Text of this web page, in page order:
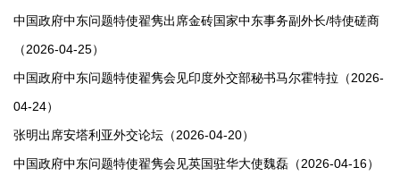
中国政府中东问题特使翟隽出席金砖国家中东事务副外长/特使磋商
（2026-04-25）
中国政府中东问题特使翟隽会见印度外交部秘书马尔霍特拉（2026-
04-24）
张明出席安塔利亚外交论坛（2026-04-20）
中国政府中东问题特使翟隽会见英国驻华大使魏磊（2026-04-16）